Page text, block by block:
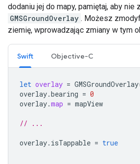
dodaniu jej do mapy, pamiętaj, aby nie
GMSGroundOverlay . Możesz
ziemię, wprowadzając zmiany w tym
Swift Objective-C
let overlay = GMSGroundOverlay
overlay.bearing = 0
overlay.map = mapView
// ...
overlay. isTappable = true